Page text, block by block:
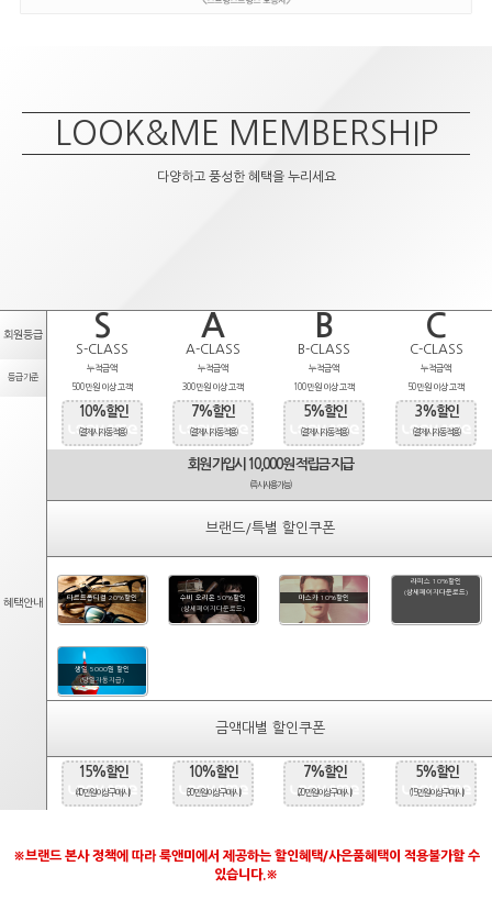
LOOK&ME MEMBERSHIP
다양하고 풍성한 혜택을 누리세요
회원등급 S A B C
S-CLASS A-CLASS B-CLASS C-CLASS
등급기준
누적금액
500만원 이상 고객
누적금액
300만원 이상 고객
누적금액
100만원 이상 고객
누적금액
50만원 이상 고객
혜택안내
10%할인
(결제시 자동적용)
7%할인
(결제시 자동적용)
5%할인
(결제시 자동적용)
3%할인
(결제시 자동적용)
회원 가입시 10,000원 적립금 지급
(즉시사용가능)
브랜드/특별 할인쿠폰
타르트옵티컬 20%할인
수비 오리온 50%할인
(상세페이지다운로드)
마스카 10%할인
라피스 10%할인
(상세페이지다운로드)
생일 5000원 할인
(당일자동지급)
금액대별 할인쿠폰
15%할인
(40만원 이상 구매시)
10%할인
(30만원 이상 구매시)
7%할인
(20만원 이상 구매시)
5%할인
(15만원 이상 구매시)
※브랜드 본사 정책에 따라 룩앤미에서 제공하는 할인혜택/사은품혜택이 적용불가할 수
있습니다.※